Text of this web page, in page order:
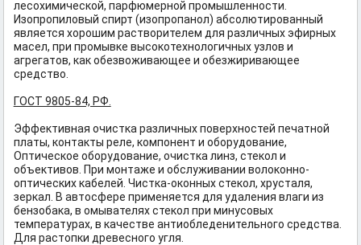
лесохимической, парфюмерной промышленности.
Изопропиловый спирт (изопропанол) абсолютированный
является хорошим растворителем для различных эфирных
масел, при промывке высокотехнологичных узлов и
агрегатов, как обезвоживающее и обезжиривающее
средство.
ГОСТ 9805-84, РФ.
Эффективная очистка различных поверхностей печатной
платы, контакты реле, компонент и оборудование,
Оптическое оборудование, очистка линз, стекол и
объективов. При монтаже и обслуживании волоконно-
оптических кабелей. Чистка-оконных стекол, хрусталя,
зеркал. В автосфере применяется для удаления влаги из
бензобака, в омывателях стекол при минусовых
температурах, в качестве антиобледенительного средства.
Для растопки древесного угля.